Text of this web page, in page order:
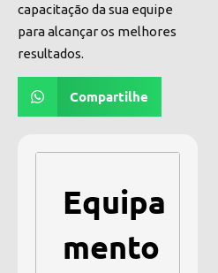
capacitação da sua equipe
para alcançar os melhores
resultados.
Compartilhe
Equipa
mento